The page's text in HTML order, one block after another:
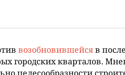
возобновившейсяв
городских кварталов.
целесообразности